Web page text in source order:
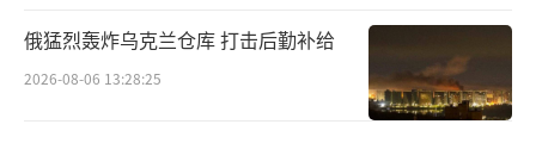
俄猛烈轰炸乌克兰仓库 打击后勤补给
2026-08-06 13:28:25